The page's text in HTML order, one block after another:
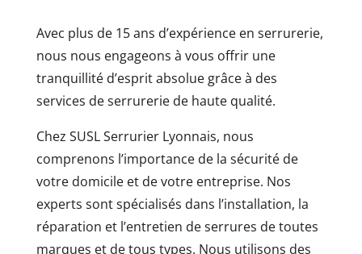
Avec plus de 15 ans d’expérience en serrurerie,
nous nous engageons à vous offrir une
tranquillité d’esprit absolue grâce à des
services de serrurerie de haute qualité.
Chez SUSL Serrurier Lyonnais, nous
comprenons l’importance de la sécurité de
votre domicile et de votre entreprise. Nos
experts sont spécialisés dans l’installation, la
réparation et l’entretien de serrures de toutes
marques et de tous types. Nous utilisons des